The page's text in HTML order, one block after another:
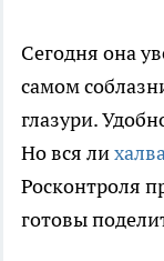
Сегодня она
самом
глазури.
Но вся ли
Росконтроля
готовы